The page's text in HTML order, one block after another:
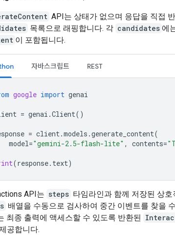
API는 상태가 없으며 응답을 직접
목록으로 래핑합니다. 각 candidates 에
이 포함됩니다.
자바스크립트 REST
google import genai
= genai .Client()
= client.models .generate_content(
model="gemini-2.5-flash-lite" , contents=
(response. text)
API는 steps 타임라인과 함께 저장된 상
배열을 수동으로 검사하여 중간 이벤트를 찾을
최종 출력에 액세스할 수 있도록 반환된
공합니다.